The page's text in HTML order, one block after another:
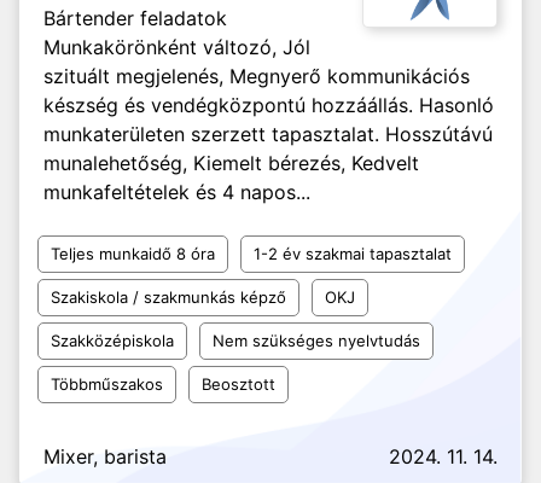
Bártender feladatok
Munkakörönként változó, Jól
szituált megjelenés, Megnyerő kommunikációs
készség és vendégközpontú hozzáállás. Hasonló
munkaterületen szerzett tapasztalat. Hosszútávú
munalehetőség, Kiemelt bérezés, Kedvelt
munkafeltételek és 4 napos...
Teljes munkaidő 8 óra 1-2 év szakmai tapasztalat
Szakiskola / szakmunkás képző OKJ
Szakközépiskola Nem szükséges nyelvtudás
Többműszakos Beosztott
Mixer, barista 2024. 11. 14.